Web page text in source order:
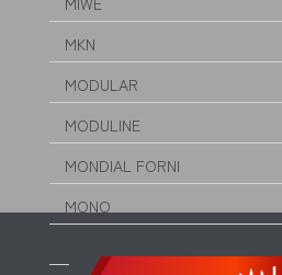
MKN
MODULAR
MODULINE
MONDIAL FORNI
MONO